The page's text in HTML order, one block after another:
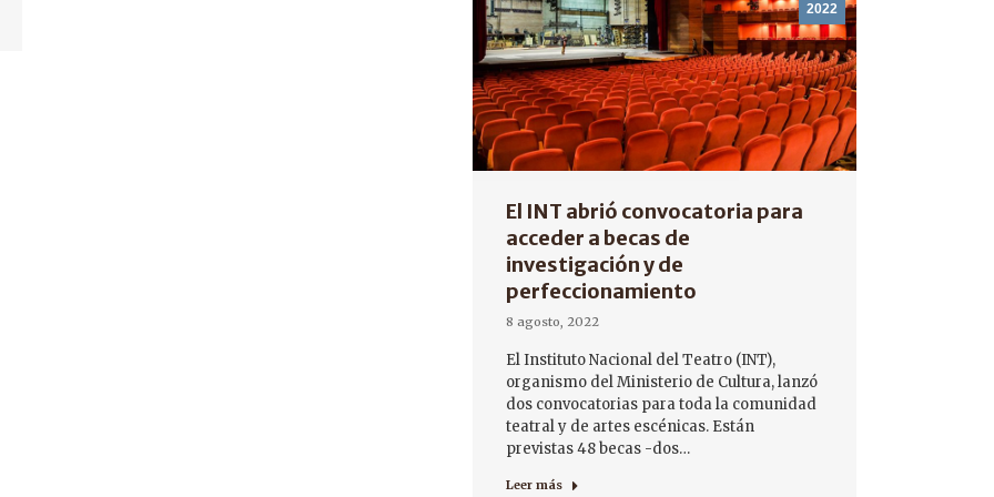
2022
El INT abrió convocatoria para
acceder a becas de
investigación y de
perfeccionamiento
8 agosto, 2022
El Instituto Nacional del Teatro (INT),
organismo del Ministerio de Cultura, lanzó
dos convocatorias para toda la comunidad
teatral y de artes escénicas. Están
previstas 48 becas -dos…
Leer más